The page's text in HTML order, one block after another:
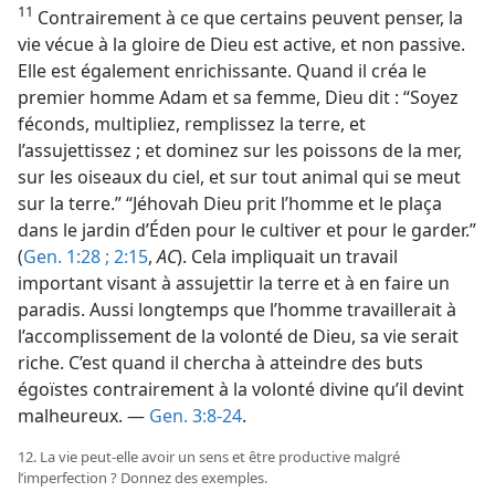
11 Contrairement à ce que certains peuvent penser, la
vie vécue à la gloire de Dieu est active, et non passive.
Elle est également enrichissante. Quand il créa le
premier homme Adam et sa femme, Dieu dit : “Soyez
féconds, multipliez, remplissez la terre, et
l’assujettissez ; et dominez sur les poissons de la mer,
sur les oiseaux du ciel, et sur tout animal qui se meut
sur la terre.” “Jéhovah Dieu prit l’homme et le plaça
dans le jardin d’Éden pour le cultiver et pour le garder.”
(Gen. 1:28 ; 2:15,AC). Cela impliquait un travail
important visant à assujettir la terre et à en faire un
paradis. Aussi longtemps que l’homme travaillerait à
l’accomplissement de la volonté de Dieu, sa vie serait
riche. C’est quand il chercha à atteindre des buts
égoïstes contrairement à la volonté divine qu’il devint
malheureux. — Gen. 3:8-24.
12. La vie peut-​elle avoir un sens et être productive malgré
l’imperfection ? Donnez des exemples.